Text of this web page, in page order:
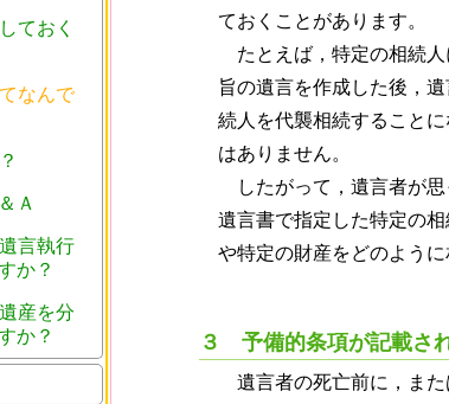
ておくことがあります。
たとえば，特定の相続
旨の遺言を作成した後，
続人を代襲相続すること
はありません。
したがって，遺言者が
遺言書で指定した特定の
や特定の財産をどのよう
３ 予備的条項が記載さ
遺言者の死亡前に，ま
ておく
なんで
Ａ
言執行
か？
産を分
か？